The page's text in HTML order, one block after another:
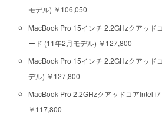
モデル) ￥106,050
MacBook Pro 15インチ 2.2GHzクアッド
ード (11年2月モデル) ￥127,800
MacBook Pro 15インチ 2.2GHzクアッド
デル) ￥127,800
MacBook Pro 2.2GHzクアッドコアIntel
￥117,800